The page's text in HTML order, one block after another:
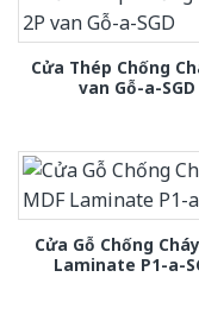
Cửa Thép Chống
van Gỗ-a-SGD
Cửa Gỗ Chống
Laminate P1-a-